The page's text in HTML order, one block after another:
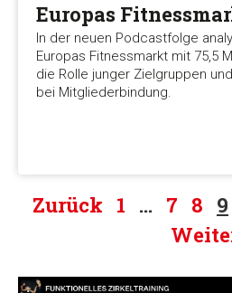
Europas
In der neuen Podcastfolge
Europas Fitnessmarkt mit 75,5
die Rolle junger Zielgruppen
bei Mitgliederbindung.
Zurück 1 … 7 8 9